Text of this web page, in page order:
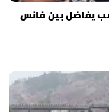
يفاضل بين فانس